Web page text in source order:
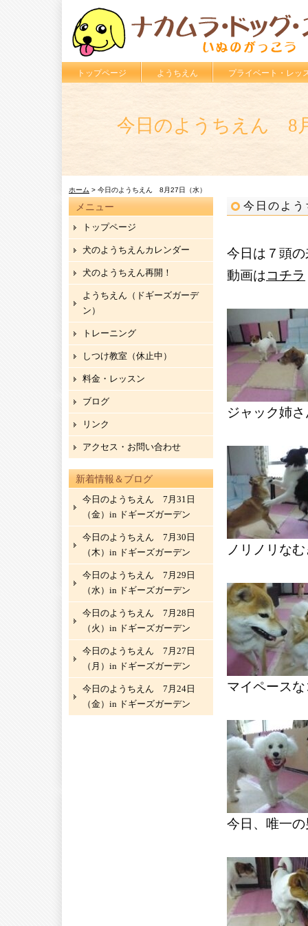
トップページ ようちえん プライベート・レッ
今日のようちえん 8
ホーム > 今日のようちえん 8月27日（水）
今日のよ
今日は７頭
動画はコチラ
ジャック姉
ノリノリな
マイペース
今日、唯一
メニュー
トップページ
犬のようちえんカレンダー
犬のようちえん再開！
ようちえん（ドギーズガーデ
ン）
トレーニング
しつけ教室（休止中）
料金・レッスン
ブログ
リンク
アクセス・お問い合わせ
新着情報＆ブログ
今日のようちえん 7月31日
（金）in ドギーズガーデン
今日のようちえん 7月30日
（木）in ドギーズガーデン
今日のようちえん 7月29日
（水）in ドギーズガーデン
今日のようちえん 7月28日
（火）in ドギーズガーデン
今日のようちえん 7月27日
（月）in ドギーズガーデン
今日のようちえん 7月24日
（金）in ドギーズガーデン